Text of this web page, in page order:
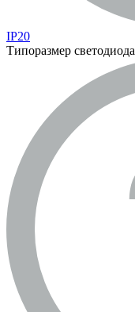
IP20
Типоразмер светодиода